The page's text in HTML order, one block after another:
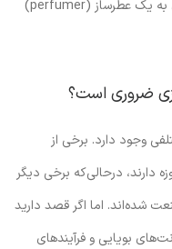
همه این مراحل بخشی از فرایند تبدیل شدن به یک عطرساز (perfumer)
ضروری است؟
وجود دارد. برخی از
درحالی‌که برخی دیگر
شده‌اند. اما اگر قصد دارید
بویایی و فرآیندهای